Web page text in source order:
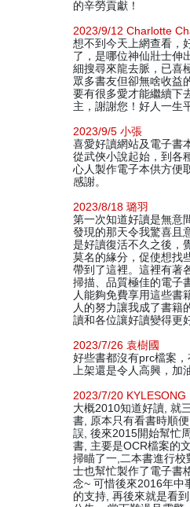
的辛勞貢獻！
2023/9/12 Charlotte
想不到今天上網查看，
了，是哪位神仙壯士伸
細搜尋來龍去脈，已喜
眾多書友但卻無啥收益
要有很多愛才能繼續下
主，謝謝您！好人一生
2023/9/5 小張
喜愛好讀網站及電子書
從武俠小說起始，到各
心人製作電子本供方便
感謝。
2023/8/18 璐羽
第一次知道好讀是無意
發現的那天令我驚喜且
是好讀復活不久之後，
莫名的緣分，促使想找
帶到了這裡。這裡有著
掃描、品質極佳的電子
人能夠免費享用這些書
人的努力讓我成了書籍
讀和各位讓好讀變得更
2023/7/26 袁樹國
好些書都沒有prc檔案
上架還是令人高興，加
2023/7/20 KYLESONG
大概2010知道好讀, 就
書, 原本只有看書時順
誤, 後來2015開始幫忙
書, 主要是OCR檔案的
掃瞄了一,二本書進行校
士也幫忙製作了電子書
念~ 可惜後來2016年中
的支持, 再後來就是看